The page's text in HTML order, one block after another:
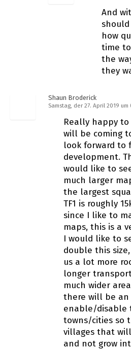
And
how
time
the
they
Shaun Broderick
Samstag, der 27. April 2019 um
Really happy
will be coming
look forward to
development.
would like to
much larger
the largest
TF1 is roughly
since I like to
maps, this is a
I would like to
double this
us a lot more
longer
much wider
there will be
enable/disable
towns/cities so
villages that
and not grow